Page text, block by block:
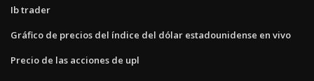
Ib trader
Gráfico de precios del índice del dólar estadounidense en vivo
Precio de las acciones de upl